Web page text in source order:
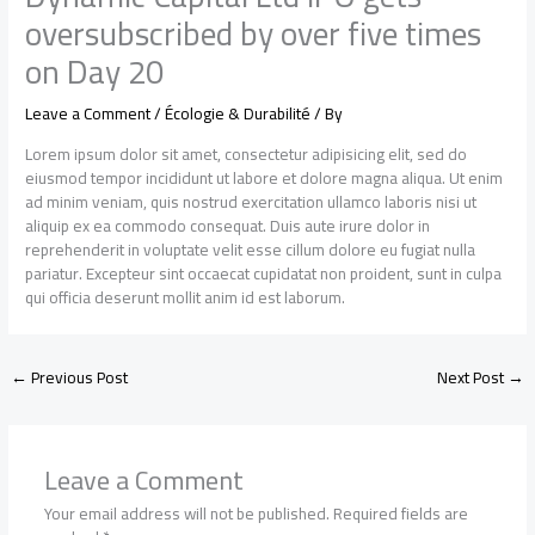
oversubscribed by over five times
on Day 20
Leave a Comment/Écologie & Durabilité/ By
Lorem ipsum dolor sit amet, consectetur adipisicing elit, sed do
eiusmod tempor incididunt ut labore et dolore magna aliqua. Ut enim
ad minim veniam, quis nostrud exercitation ullamco laboris nisi ut
aliquip ex ea commodo consequat. Duis aute irure dolor in
reprehenderit in voluptate velit esse cillum dolore eu fugiat nulla
pariatur. Excepteur sint occaecat cupidatat non proident, sunt in culpa
qui officia deserunt mollit anim id est laborum.
←Previous Post Next Post→
Leave a Comment
Your email address will not be published.Required fields are